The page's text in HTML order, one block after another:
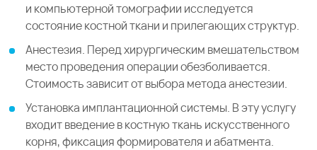
и компьютерной томографии исследуется
состояние костной ткани и прилегающих структур.
Анестезия. Перед хирургическим вмешательством
место проведения операции обезболивается.
Стоимость зависит от выбора метода анестезии.
Установка имплантационной системы. В эту услугу
входит введение в костную ткань искусственного
корня, фиксация формирователя и абатмента.